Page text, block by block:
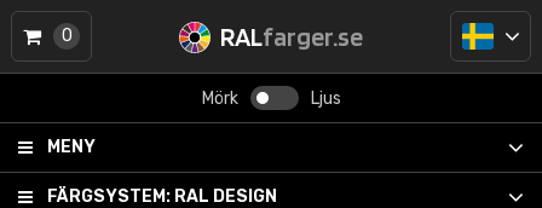
RALfarger.se
Mörk Ljus
MENY
FÄRGSYSTEM: RAL DESIGN
0